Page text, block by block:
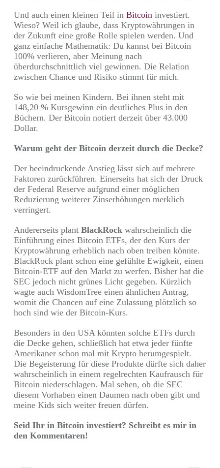
Und auch einen kleinen Teil in Bitcoin investiert.
Wieso? Weil ich glaube, dass Kryptowährungen in
der Zukunft eine große Rolle spielen werden. Und
ganz einfache Mathematik: Du kannst bei Bitcoin
100% verlieren, aber Meinung nach
überdurchschnittlich viel gewinnen. Die Relation
zwischen Chance und Risiko stimmt für mich.
So wie bei meinen Kindern. Bei ihnen steht mit
148,20 % Kursgewinn ein deutliches Plus in den
Büchern. Der Bitcoin notiert derzeit über 43.000
Dollar.
Warum geht der Bitcoin derzeit durch die Decke?
Der beeindruckende Anstieg lässt sich auf mehrere
Faktoren zurückführen. Einerseits hat sich der Druck
der Federal Reserve aufgrund einer möglichen
Reduzierung weiterer Zinserhöhungen merklich
verringert.
Andererseits plant BlackRock wahrscheinlich die
Einführung eines Bitcoin ETFs, der den Kurs der
Kryptowährung erheblich nach oben treiben könnte.
BlackRock plant schon eine gefühlte Ewigkeit, einen
Bitcoin-ETF auf den Markt zu werfen. Bisher hat die
SEC jedoch nicht grünes Licht gegeben. Kürzlich
wagte auch WisdomTree einen ähnlichen Antrag,
womit die Chancen auf eine Zulassung plötzlich so
hoch sind wie der Bitcoin-Kurs.
Besonders in den USA könnten solche ETFs durch
die Decke gehen, schließlich hat etwa jeder fünfte
Amerikaner schon mal mit Krypto herumgespielt.
Die Begeisterung für diese Produkte dürfte sich daher
wahrscheinlich in einem regelrechten Kaufrausch für
Bitcoin niederschlagen. Mal sehen, ob die SEC
diesem Vorhaben einen Daumen nach oben gibt und
meine Kids sich weiter freuen dürfen.
Seid Ihr in Bitcoin investiert? Schreibt es mir in
den Kommentaren!